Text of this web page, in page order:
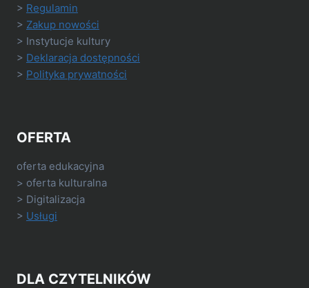
> Regulamin
> Zakup nowości
> Instytucje kultury
> Deklaracja dostępności
> Polityka prywatności
OFERTA
oferta edukacyjna
> oferta kulturalna
> Digitalizacja
> Usługi
DLA CZYTELNIKÓW